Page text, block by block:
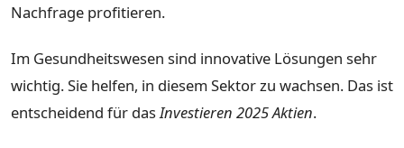
Nachfrage profitieren.
Im Gesundheitswesen sind innovative Lösungen sehr
wichtig. Sie helfen, in diesem Sektor zu wachsen. Das ist
entscheidend für dasInvestieren 2025 Aktien.